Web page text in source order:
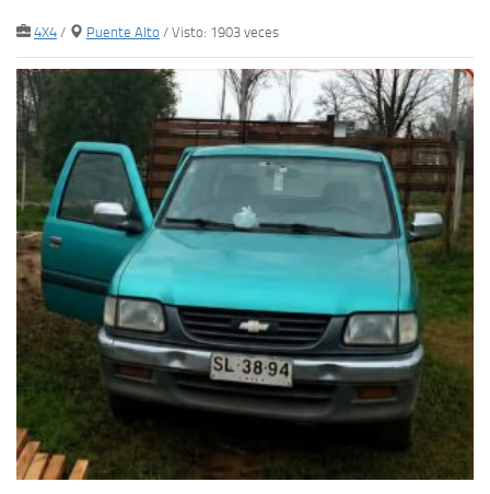
4X4 / Puente Alto / Visto: 1903 veces